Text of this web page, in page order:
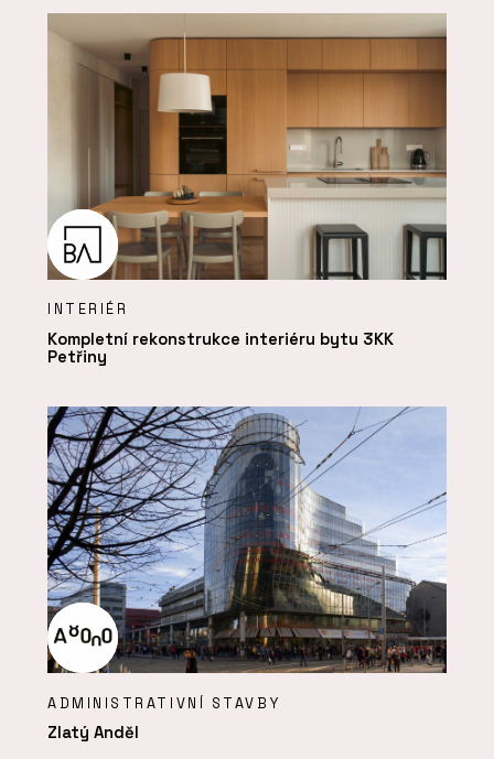
INTERIÉR
Kompletní rekonstrukce interiéru bytu 3KK
Petřiny
ADMINISTRATIVNÍ STAVBY
Zlatý Anděl